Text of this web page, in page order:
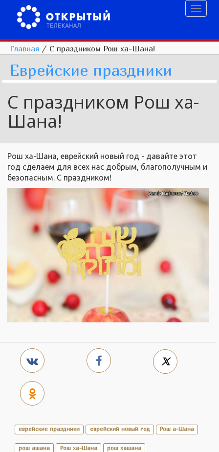
Главная / С праздником Рош ха-Шана!
Еврейские праздники
С праздником Рош ха-
Шана!
Рош ха-Шана, еврейский новый год - давайте этот
год сделаем для всех нас добрым, благополучным и
безопасным. С праздником!
еврейские праздники еврейский новый год Рош а-Шана
рош ашана Рош ха-Шана рош хашана